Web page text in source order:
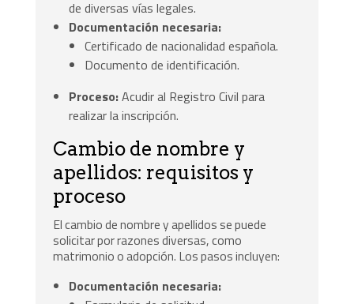
de diversas vías legales.
Documentación necesaria:
Certificado de nacionalidad española.
Documento de identificación.
Proceso:Acudir al Registro Civil para
realizar la inscripción.
Cambio de nombre y
apellidos: requisitos y
proceso
El cambio de nombre y apellidos se puede
solicitar por razones diversas, como
matrimonio o adopción. Los pasos incluyen:
Documentación necesaria: